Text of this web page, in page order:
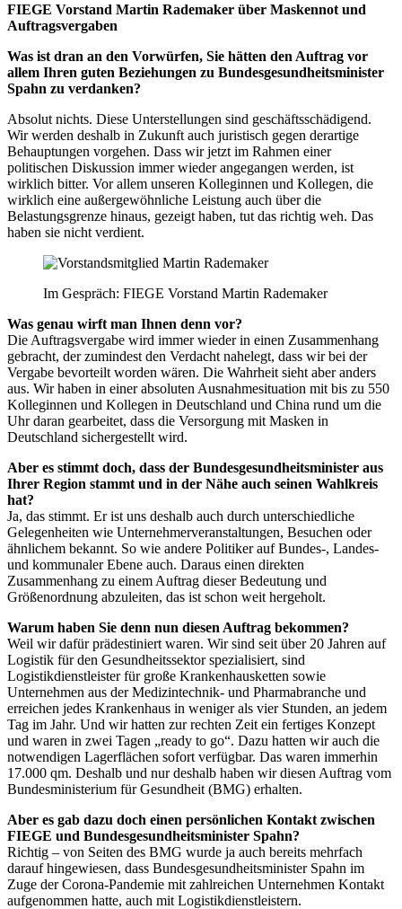
FIEGE Vorstand Martin Rademaker über Maskennot und
Auftragsvergaben
Was ist dran an den Vorwürfen, Sie hätten den Auftrag vor
allem Ihren guten Beziehungen zu Bundesgesundheitsminister
Spahn zu verdanken?
Absolut nichts. Diese Unterstellungen sind geschäftsschädigend.
Wir werden deshalb in Zukunft auch juristisch gegen derartige
Behauptungen vorgehen. Dass wir jetzt im Rahmen einer
politischen Diskussion immer wieder angegangen werden, ist
wirklich bitter. Vor allem unseren Kolleginnen und Kollegen, die
wirklich eine außergewöhnliche Leistung auch über die
Belastungsgrenze hinaus, gezeigt haben, tut das richtig weh. Das
haben sie nicht verdient.
Im Gespräch: FIEGE Vorstand Martin Rademaker
Was genau wirft man Ihnen denn vor?
Die Auftragsvergabe wird immer wieder in einen Zusammenhang
gebracht, der zumindest den Verdacht nahelegt, dass wir bei der
Vergabe bevorteilt worden wären. Die Wahrheit sieht aber anders
aus. Wir haben in einer absoluten Ausnahmesituation mit bis zu 550
Kolleginnen und Kollegen in Deutschland und China rund um die
Uhr daran gearbeitet, dass die Versorgung mit Masken in
Deutschland sichergestellt wird.
Aber es stimmt doch, dass der Bundesgesundheitsminister aus
Ihrer Region stammt und in der Nähe auch seinen Wahlkreis
hat?
Ja, das stimmt. Er ist uns deshalb auch durch unterschiedliche
Gelegenheiten wie Unternehmerveranstaltungen, Besuchen oder
ähnlichem bekannt. So wie andere Politiker auf Bundes-, Landes-
und kommunaler Ebene auch. Daraus einen direkten
Zusammenhang zu einem Auftrag dieser Bedeutung und
Größenordnung abzuleiten, das ist schon weit hergeholt.
Warum haben Sie denn nun diesen Auftrag bekommen?
Weil wir dafür prädestiniert waren. Wir sind seit über 20 Jahren auf
Logistik für den Gesundheitssektor spezialisiert, sind
Logistikdienstleister für große Krankenhausketten sowie
Unternehmen aus der Medizintechnik- und Pharmabranche und
erreichen jedes Krankenhaus in weniger als vier Stunden, an jedem
Tag im Jahr. Und wir hatten zur rechten Zeit ein fertiges Konzept
und waren in zwei Tagen „ready to go“. Dazu hatten wir auch die
notwendigen Lagerflächen sofort verfügbar. Das waren immerhin
17.000 qm. Deshalb und nur deshalb haben wir diesen Auftrag vom
Bundesministerium für Gesundheit (BMG) erhalten.
Aber es gab dazu doch einen persönlichen Kontakt zwischen
FIEGE und Bundesgesundheitsminister Spahn?
Richtig – von Seiten des BMG wurde ja auch bereits mehrfach
darauf hingewiesen, dass Bundesgesundheitsminister Spahn im
Zuge der Corona-Pandemie mit zahlreichen Unternehmen Kontakt
aufgenommen hatte, auch mit Logistikdienstleistern.